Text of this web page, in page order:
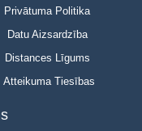
Privātuma Politika
Datu Aizsardzība
Distances Līgums
Atteikuma Tiesības